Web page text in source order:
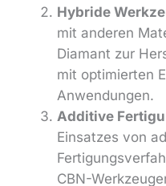
Hybride
mit anderen
Diamant zur
mit optimierten
Anwendungen.
Additive
Einsatzes von
CBN-